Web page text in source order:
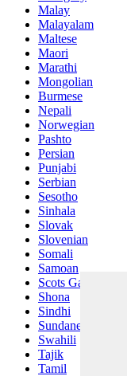
Malay
Malayalam
Maltese
Maori
Marathi
Mongolian
Burmese
Nepali
Norwegian
Pashto
Persian
Punjabi
Serbian
Sesotho
Sinhala
Slovak
Slovenian
Somali
Samoan
Scots Gaelic
Shona
Sindhi
Sundanese
Swahili
Tajik
Tamil